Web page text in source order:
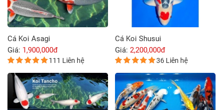
Cá Koi Asagi
Giá: 1,900,000đ
111 Liên hệ
Cá Koi Shusui
Giá: 2,200,000đ
36 Liên hệ